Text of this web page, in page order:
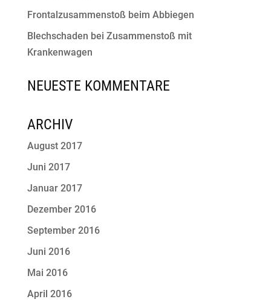
Frontalzusammenstoß beim Abbiegen
Blechschaden bei Zusammenstoß mit
Krankenwagen
NEUESTE KOMMENTARE
ARCHIV
August 2017
Juni 2017
Januar 2017
Dezember 2016
September 2016
Juni 2016
Mai 2016
April 2016